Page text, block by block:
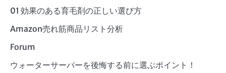
ー
01 効果のある育毛剤の正しい選び方
Amazon売れ筋商品リスト分析
Forum
ウォーターサーバーを後悔する前に選ぶポイント！